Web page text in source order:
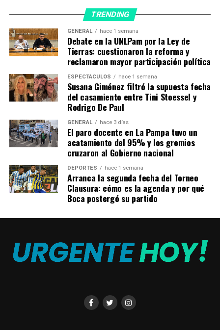
compañías.No solamente destruyen el ingreso de los
argentinos, sino que también destruyen el valor de
sus compañías en dólares«, advirtió el ministro.
«Me van a ver recorriendo
un camino metódico,
determinado, esquivando
obstáculos o
resolviéndolos, pero no
facilismo para tratar de
resolver problemas hoy que
solo patean para mañana y
destruyen el valor de la
economía argentina y de
«Me van a ver recorriendo un camino metódico,
que solo patean para mañana y destruyen el valor de la
economía argentina y de los argentinos. Ese camino no
TRENDING
GENERAL hace 1 semana
Debate en la UNLPam por la Ley de
Tierras: cuestionaron la reforma y
reclamaron mayor participación política
ESPECTÁCULOS hace 1 semana
Susana Giménez filtró la supuesta fecha
del casamiento entre Tini Stoessel y
Rodrigo De Paul
GENERAL hace 3 días
El paro docente en La Pampa tuvo un
acatamiento del 95% y los gremios
cruzaron al Gobierno nacional
DEPORTES hace 1 semana
Arranca la segunda fecha del Torneo
Clausura: cómo es la agenda y por qué
Boca postergó su partido